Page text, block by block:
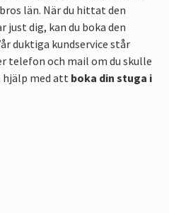
län. När du hittat den
just dig, kan du boka den
duktiga kundservice står
telefon och mail om du skulle
hjälp med att boka din stuga i